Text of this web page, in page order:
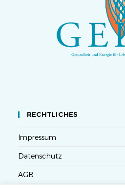
RECHTLICHES
Impressum
Datenschutz
AGB